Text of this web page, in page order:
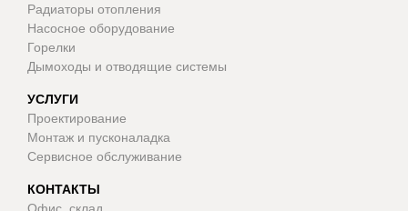
Радиаторы отопления
Насосное оборудование
Горелки
Дымоходы и отводящие системы
УСЛУГИ
Проектирование
Монтаж и пусконаладка
Сервисное обслуживание
КОНТАКТЫ